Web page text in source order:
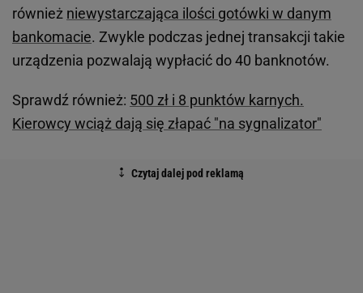
również niewystarczająca ilości gotówki w danym
bankomacie. Zwykle podczas jednej transakcji takie
urządzenia pozwalają wypłacić do 40 banknotów.
Sprawdź również: 500 zł i 8 punktów karnych.
Kierowcy wciąż dają się złapać "na sygnalizator"